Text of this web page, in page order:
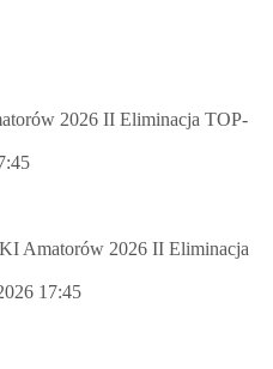
2026 II Eliminacja TOP-
Amatorów 2026 II Eliminacja
17:45